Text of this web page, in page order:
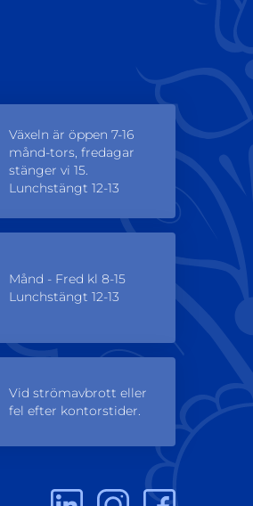
Växeln är öppen 7-16
månd-tors, fredagar
stänger vi 15.
Lunchstängt 12-13
Månd - Fred kl 8-15
Lunchstängt 12-13
Vid strömavbrott eller
fel efter kontorstider.